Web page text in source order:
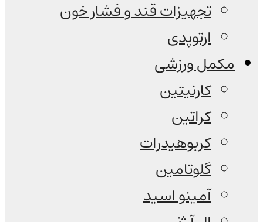
تجهیزات قند و فشار خون
ارتوپدی
مکمل ورزشی
کارنیتین
کراتین
کربوهیدرات
گلوتامین
آمینو اسید